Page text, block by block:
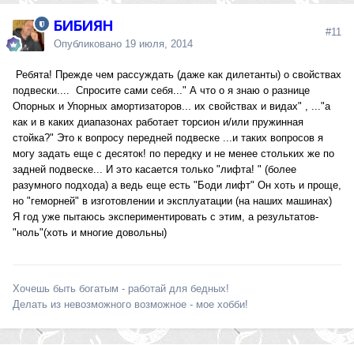
БИБИЯН
Опубликовано 19 июля, 2014
#11
Ребята! Прежде чем рассуждать (даже как дилетанты) о свойствах
подвески.... Спросите сами себя..." А что о я знаю о разнице
Опорных и Упорных амортизаторов... их свойствах и видах" , ..."а
как и в каких диапазонах работает торсион и/или пружинная
стойка?" Это к вопросу передней подвеске ...и таких вопросов я
могу задать еще с десяток! по передку и не менее стольких же по
задней подвеске... И это касается только "лифта! " (более
разумного подхода) а ведь еще есть "Боди лифт" Он хоть и проще,
но "геморней" в изготовлении и эксплуатации (на наших машинах)
Я год уже пытаюсь экспериментировать с этим, а результатов-
"ноль"(хоть и многие довольны)
Хочешь быть богатым - работай для бедных!
Делать из невозможного возможное - мое хобби!